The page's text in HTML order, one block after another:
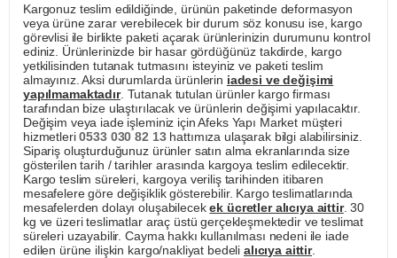
Kargonuz teslim edildiğinde, ürünün paketinde deformasyon
veya ürüne zarar verebilecek bir durum söz konusu ise, kargo
görevlisi ile birlikte paketi açarak ürünlerinizin durumunu kontrol
ediniz. Ürünlerinizde bir hasar gördüğünüz takdirde, kargo
yetkilisinden tutanak tutmasını isteyiniz ve paketi teslim
almayınız. Aksi durumlarda ürünlerin iadesi ve değişimi
yapılmamaktadır. Tutanak tutulan ürünler kargo firması
tarafından bize ulaştırılacak ve ürünlerin değişimi yapılacaktır.
Değişim veya iade işleminiz için Afeks Yapı Market müşteri
hizmetleri0533 030 82 13hattımıza ulaşarak bilgi alabilirsiniz.
Sipariş oluşturduğunuz ürünler satın alma ekranlarında size
gösterilen tarih / tarihler arasında kargoya teslim edilecektir.
Kargo teslim süreleri, kargoya veriliş tarihinden itibaren
mesafelere göre değişiklik gösterebilir. Kargo teslimatlarında
mesafelerden dolayı oluşabilecekek ücretler alıcıya aittir. 30
kg ve üzeri teslimatlar araç üstü gerçekleşmektedir ve teslimat
süreleri uzayabilir. Cayma hakkı kullanılması nedeni ile iade
edilen ürüne ilişkin kargo/nakliyat bedeli alıcıya aittir.